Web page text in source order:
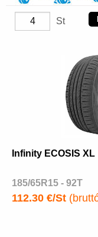
St
Infinity ECOSIS XL
185/65R15 - 92T
112.30 €/St